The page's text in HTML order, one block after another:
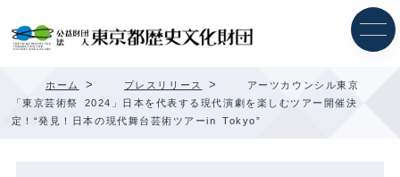
プ
ホーム > プレスリリース >
アーツカウンシル東京
「東京芸術祭 2024」日本を代表する現代演劇を楽しむツアー開催決
定！“発見！日本の現代舞台芸術ツアーin Tokyo”